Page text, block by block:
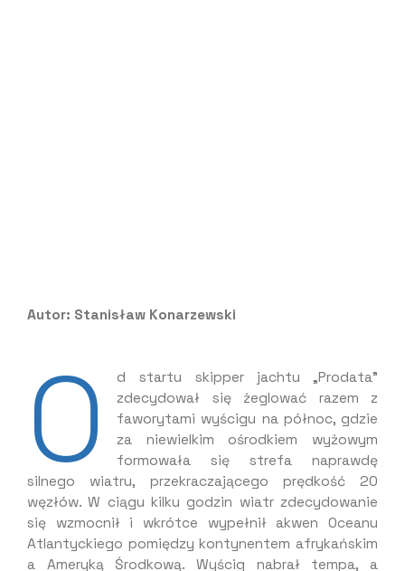
Autor: Stanisław Konarzewski
O
d startu skipper jachtu „Prodata”
zdecydował się żeglować razem z
faworytami wyścigu na północ, gdzie
za niewielkim ośrodkiem wyżowym
formowała się strefa naprawdę
silnego wiatru, przekraczającego prędkość 20
węzłów. W ciągu kilku godzin wiatr zdecydowanie
się wzmocnił i wkrótce wypełnił akwen Oceanu
Atlantyckiego pomiędzy kontynentem afrykańskim
a Ameryką Środkową. Wyścig nabrał tempa, a